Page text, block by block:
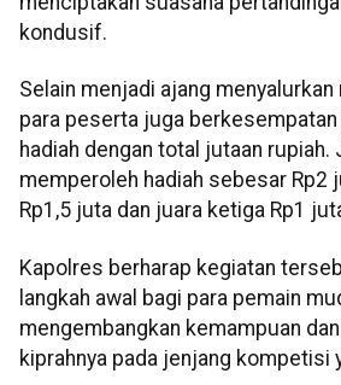
kondusif.
Selain menjadi ajang menyalurkan
para peserta juga
hadiah dengan total jutaan rupiah.
memperoleh hadiah sebesar Rp2
Rp1,5 juta dan juara ketiga Rp1
Kapolres berharap kegiatan
langkah awal bagi para pemain
mengembangkan kemampuan
kiprahnya pada jenjang kompetisi